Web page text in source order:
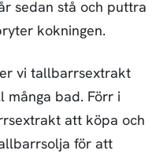
sedan stå och puttra
kokningen.
vi tallbarrsextrakt
många bad. Förr i
att köpa och
för att